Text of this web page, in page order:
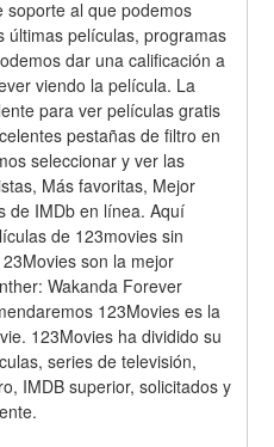
soporte al que podemos
últimas películas, programas
dar una calificación a
viendo la película. La
para ver películas gratis
pestañas de filtro en
seleccionar y ver las
Más favoritas, Mejor
de IMDb en línea. Aquí
de 123movies sin
son la mejor
Wakanda Forever
123Movies es la
123Movies ha dividido su
series de televisión,
IMDB superior, solicitados y